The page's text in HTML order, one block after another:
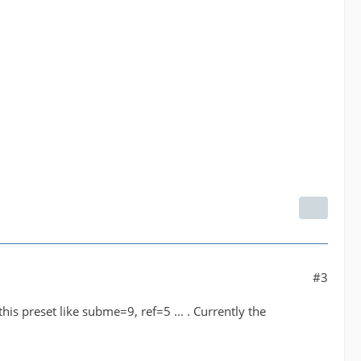
#3
preset like subme=9, ref=5 ... . Currently the